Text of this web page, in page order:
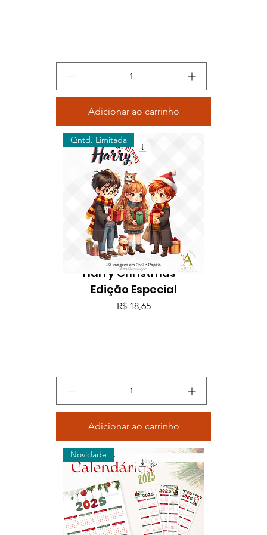
Adicionar ao carrinho
Qntd. Limitada
Kit Digital Natalino:
Harry Christmas -
Edição Especial
Preço
R$ 18,65
Adicionar ao carrinho
Novidade